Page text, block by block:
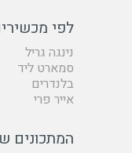
לפי
נינגה גריל
סמארט ליד
בלנדרים
אייר פרי
המתכונים